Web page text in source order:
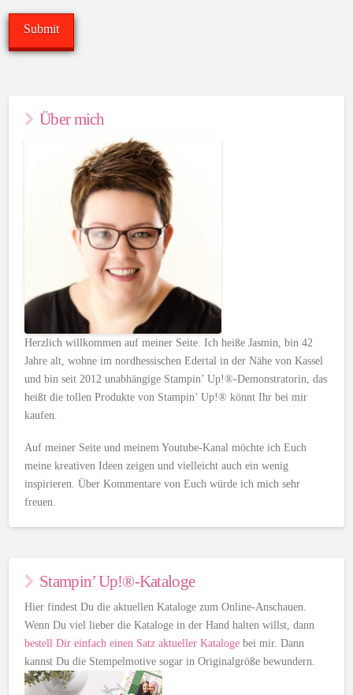
Über mich
Herzlich willkommen auf meiner Seite. Ich heiße Jasmin, bin 42
Jahre alt, wohne im nordhessischen Edertal in der Nähe von Kassel
und bin seit 2012 unabhängige Stampin’ Up!®-Demonstratorin, das
heißt die tollen Produkte von Stampin’ Up!® könnt Ihr bei mir
kaufen.
Auf meiner Seite und meinem Youtube-Kanal möchte ich Euch
meine kreativen Ideen zeigen und vielleicht auch ein wenig
inspirieren. Über Kommentare von Euch würde ich mich sehr
freuen.
Stampin’ Up!®-Kataloge
Hier findest Du die aktuellen Kataloge zum Online-Anschauen.
Wenn Du viel lieber die Kataloge in der Hand halten willst, dann
bestell Dir einfach einen Satz aktueller Kataloge bei mir. Dann
kannst Du die Stempelmotive sogar in Originalgröße bewundern.